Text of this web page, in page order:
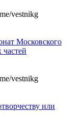
vestnikg
Московского
vestnikg
или